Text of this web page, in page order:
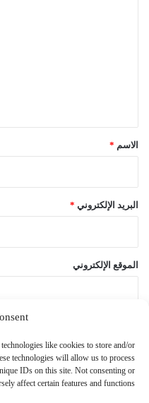
like cookies to store and/or
technologies will allow us to process
IDs on this site. Not consenting or
affect certain features and functions.
*الاسم *
البريد الإلكتروني *
الموقع الإلكتروني
احفظ اسمي، بريدي الإلكتروني،
لاستخدامها المرة المقبلة في تعليقي.